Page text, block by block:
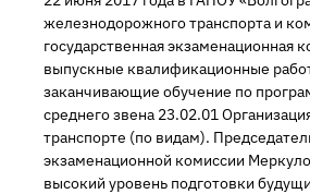
железнодорожного транспорта и
государственная
выпускные квалификационные
заканчивающие обучение по
среднего звена 23.02.01
транспорте (по видам).
экзаменационной комиссии
высокий уровень подготовки